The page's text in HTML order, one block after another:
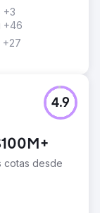
+3
+46
+27
cotas desde
4.9